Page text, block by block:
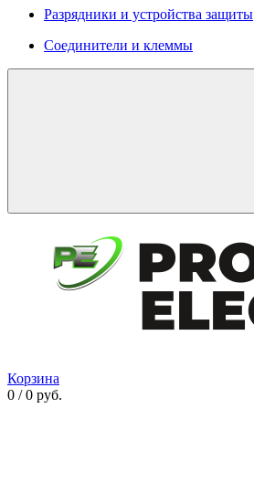
Разрядники и устройства защиты
Соединители и клеммы
Корзина
0 / 0 руб.